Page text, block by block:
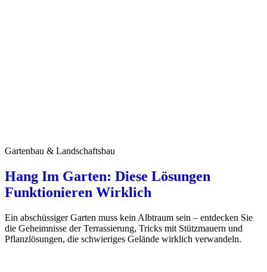
Gartenbau & Landschaftsbau
Hang Im Garten: Diese Lösungen
Funktionieren Wirklich
Ein abschüssiger Garten muss kein Albtraum sein – entdecken Sie
die Geheimnisse der Terrassierung, Tricks mit Stützmauern und
Pflanzlösungen, die schwieriges Gelände wirklich verwandeln.